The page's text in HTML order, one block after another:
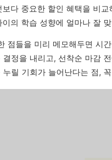
다 중요한 할인 혜택을 비
의 학습 성향에 얼마나 잘
점들을 미리 메모해두면 시
정을 내리고, 선착순 마감
릴 기회가 늘어난다는 점,